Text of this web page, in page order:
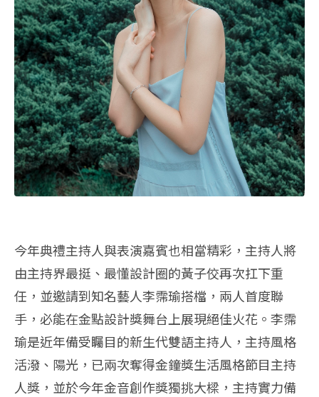
今年典禮主持人與表演嘉賓也相當精彩，主持人將
由主持界最挺、最懂設計圈的黃子佼再次扛下重
任，並邀請到知名藝人李霈瑜搭檔，兩人首度聯
手，必能在金點設計獎舞台上展現絕佳火花。李霈
瑜是近年備受矚目的新生代雙語主持人，主持風格
活潑、陽光，已兩次奪得金鐘獎生活風格節目主持
人獎，並於今年金音創作獎獨挑大樑，主持實力備